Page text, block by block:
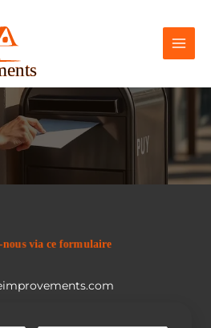
nous via ce formulaire